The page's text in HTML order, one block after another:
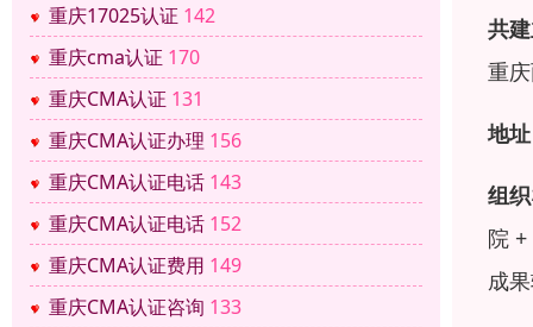
重庆17025认证 142
重庆cma认证 170
重庆CMA认证 131
重庆CMA认证办理 156
重庆CMA认证电话 143
重庆CMA认证电话 152
重庆CMA认证费用 149
重庆CMA认证咨询 133
共
重
地址
组
院
成